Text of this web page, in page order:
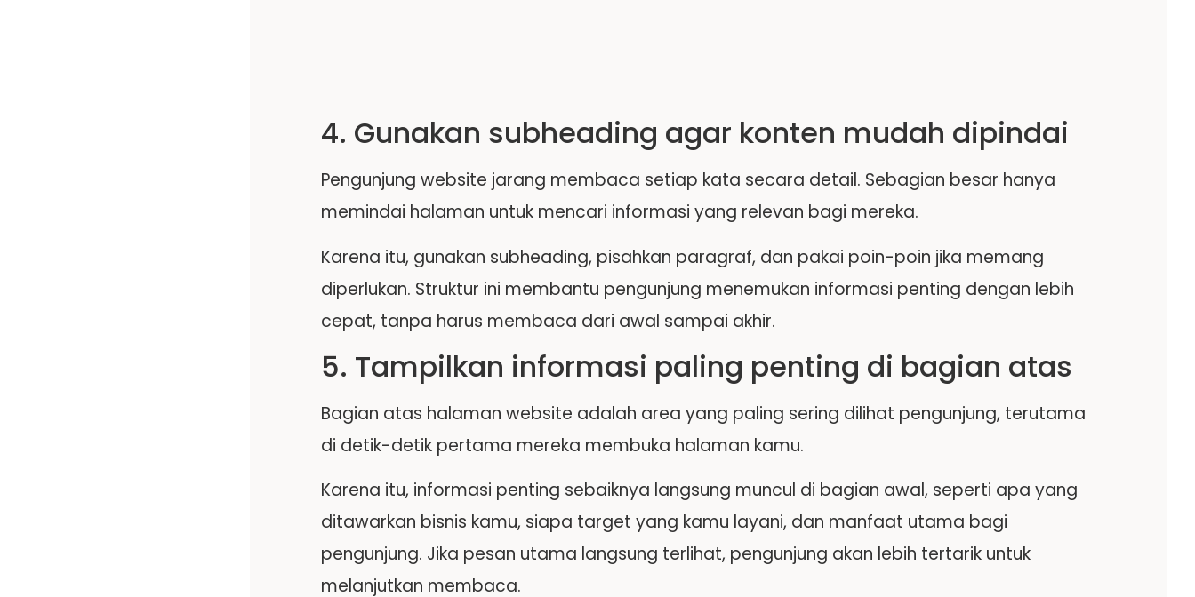
4. Gunakan subheading agar konten mudah dipindai
Pengunjung website jarang membaca setiap kata secara detail. Sebagian besar hanya
memindai halaman untuk mencari informasi yang relevan bagi mereka.
Karena itu, gunakan subheading, pisahkan paragraf, dan pakai poin-poin jika memang
diperlukan. Struktur ini membantu pengunjung menemukan informasi penting dengan lebih
cepat, tanpa harus membaca dari awal sampai akhir.
5. Tampilkan informasi paling penting di bagian atas
Bagian atas halaman website adalah area yang paling sering dilihat pengunjung, terutama
di detik-detik pertama mereka membuka halaman kamu.
Karena itu, informasi penting sebaiknya langsung muncul di bagian awal, seperti apa yang
ditawarkan bisnis kamu, siapa target yang kamu layani, dan manfaat utama bagi
pengunjung. Jika pesan utama langsung terlihat, pengunjung akan lebih tertarik untuk
melanjutkan membaca.